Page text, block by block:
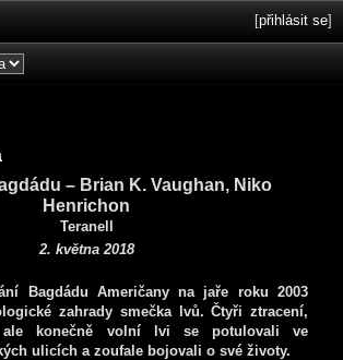
[přihlásit se]
– Brian K. Vaughan, Niko
Henrichon
Teranell
2. května 2018
Bagdádu Američany na jaře roku 2003
zahrady smečka lvů. Čtyři ztracení,
ale konečně volní lvi se potulovali ve
ulicích a zoufale bojovali o své životy.